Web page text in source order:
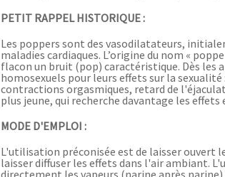
PETIT RAPPEL HISTORIQUE :
Les poppers sont des vasodilatateurs,
maladies cardiaques. L’origine du nom «
flacon un bruit (pop) caractéristique. Dès les
homosexuels pour leurs effets sur la
contractions orgasmiques, retard de
plus jeune, qui recherche davantage les
MODE D'EMPLOI :
L'utilisation préconisée est de laisser ouvert
laisser diffuser les effets dans l'air ambiant.
directement les vapeurs (narine après narine)